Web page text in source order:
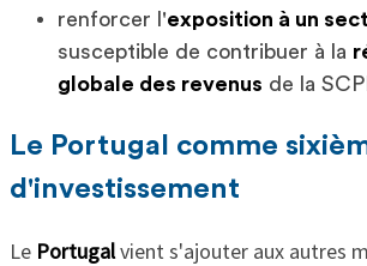
renforcer l'exposition à un
susceptible de contribuer à la
globale des revenus de la
Le Portugal comme
d'investissement
Le Portugalvient s'ajouter aux autres